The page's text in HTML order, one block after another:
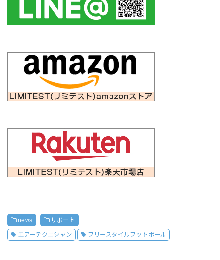
news サポート
エアーテクニシャン フリースタイルフットボール